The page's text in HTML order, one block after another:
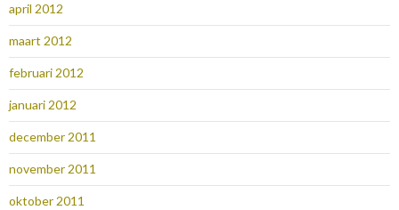
april 2012
maart 2012
februari 2012
januari 2012
december 2011
november 2011
oktober 2011